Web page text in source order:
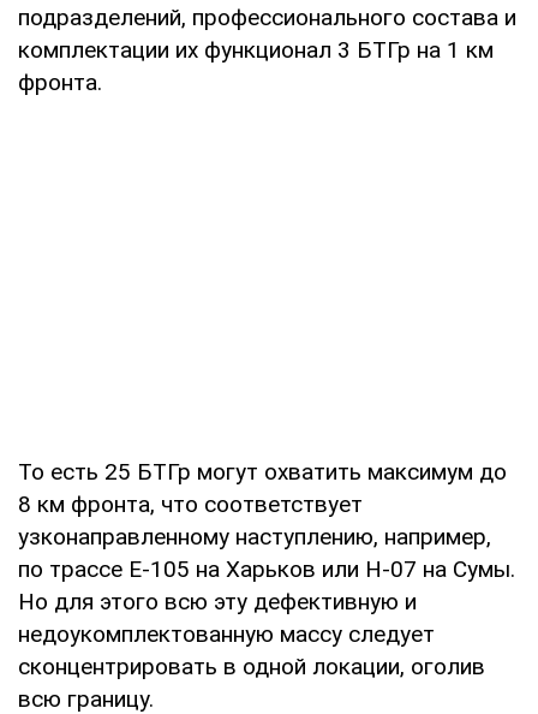
подразделений, профессионального состава и
комплектации их функционал 3 БТГр на 1 км
фронта.
То есть 25 БТГр могут охватить максимум до
8 км фронта, что соответствует
узконаправленному наступлению, например,
по трассе Е-105 на Харьков или Н-07 на Сумы.
Но для этого всю эту дефективную и
недоукомплектованную массу следует
сконцентрировать в одной локации, оголив
всю границу.